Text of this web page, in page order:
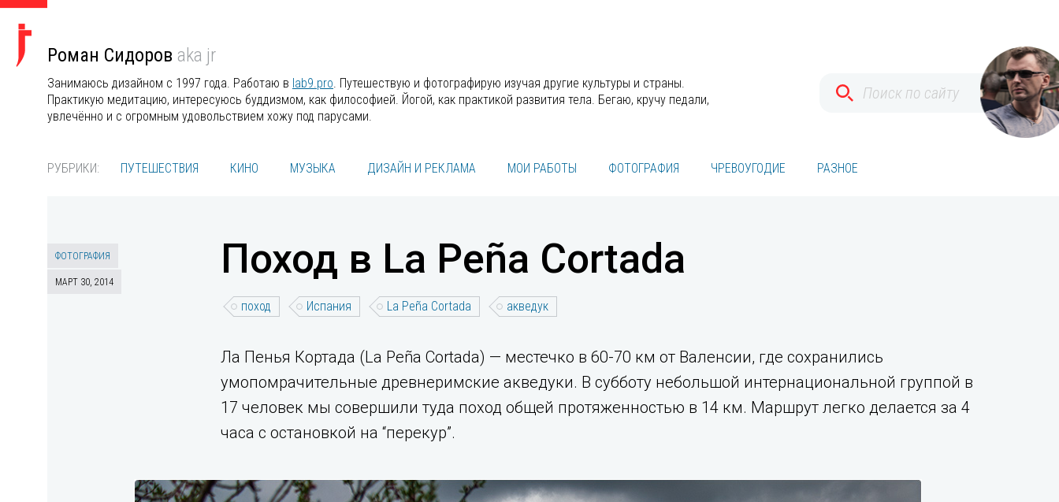
Роман Сидоров aka jr
Занимаюсь дизайном с 1997 года. Работаю в lab9.pro. Путешествую и фотографирую изучая другие культуры и страны.
Практикую медитацию, интересуюсь буддизмом, как философией. Йогой, как практикой развития тела. Бегаю, кручу педали,
увлечённо и с огромным удовольствием хожу под парусами.
РУБРИКИ: ПУТЕШЕСТВИЯ КИНО МУЗЫКА ДИЗАЙН И РЕКЛАМА МОИ РАБОТЫ ФОТОГРАФИЯ ЧРЕВОУГОДИЕ РАЗНОЕ
ФОТОГРАФИЯ
МАРТ 30, 2014 Поход в La Peña Cortada
поход Испания La Peña Cortada акведук
Ла Пенья Кортада (La Peña Cortada) — местечко в 60-70 км от Валенсии, где сохранились
умопомрачительные древнеримские акведуки. В субботу небольшой интернациональной группой в
17 человек мы совершили туда поход общей протяженностью в 14 км. Маршрут легко делается за 4
часа с остановкой на “перекур”.